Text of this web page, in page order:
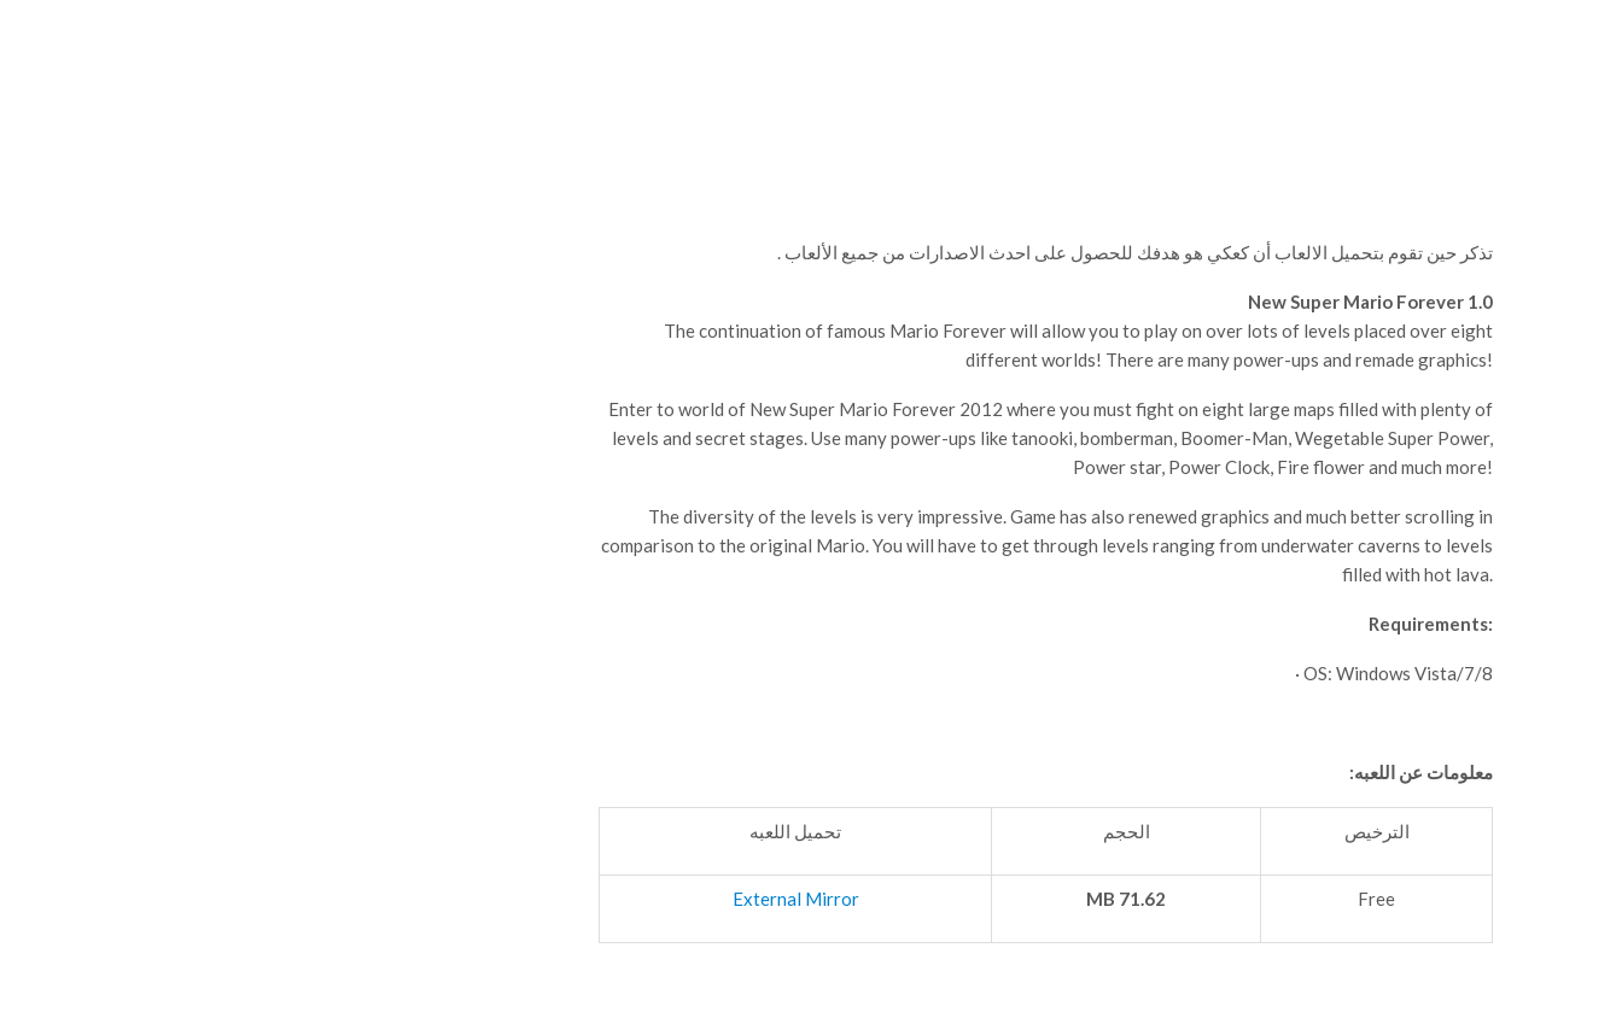
تذكر حين تقوم بتحميل الالعاب أن كعكي هو هدفك للحصول على احدث الاصدارات من جميع الألعاب .
New Super Mario Forever 1.0
The continuation of famous Mario Forever will allow you to play on over lots of levels placed over eight
different worlds! There are many power-ups and remade graphics!
Enter to world of New Super Mario Forever 2012 where you must fight on eight large maps filled with plenty of
levels and secret stages. Use many power-ups like tanooki, bomberman, Boomer-Man, Wegetable Super Power,
Power star, Power Clock, Fire flower and much more!
The diversity of the levels is very impressive. Game has also renewed graphics and much better scrolling in
comparison to the original Mario. You will have to get through levels ranging from underwater caverns to levels
filled with hot lava.
Requirements:
· OS: Windows Vista/7/8
معلومات عن اللعبه:
الترخيص الحجم تحميل اللعبه
Free
71.62 MB
External Mirror